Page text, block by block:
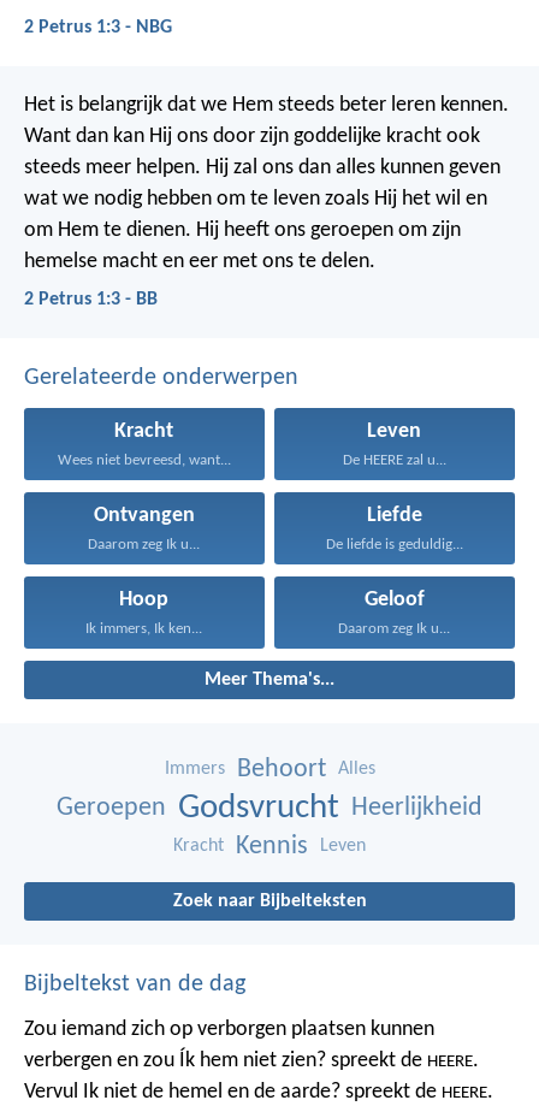
2 Petrus 1:3 - NBG
Het is belangrijk dat we Hem steeds beter leren kennen.
Want dan kan Hij ons door zijn goddelijke kracht ook
steeds meer helpen. Hij zal ons dan alles kunnen geven
wat we nodig hebben om te leven zoals Hij het wil en
om Hem te dienen. Hij heeft ons geroepen om zijn
hemelse macht en eer met ons te delen.
2 Petrus 1:3 - BB
Gerelateerde onderwerpen
Kracht
Wees niet bevreesd, want...
Leven
De HEERE zal u...
Ontvangen
Daarom zeg Ik u...
Liefde
De liefde is geduldig...
Hoop
Ik immers, Ik ken...
Geloof
Daarom zeg Ik u...
Meer Thema's...
Immers Behoort Alles
Geroepen Godsvrucht Heerlijkheid
Kracht Kennis Leven
Zoek naar Bijbelteksten
Bijbeltekst van de dag
Zou iemand zich op verborgen plaatsen kunnen
verbergen en zou Ík hem niet zien? spreekt de HEERE.
Vervul Ik niet de hemel en de aarde? spreekt de HEERE.